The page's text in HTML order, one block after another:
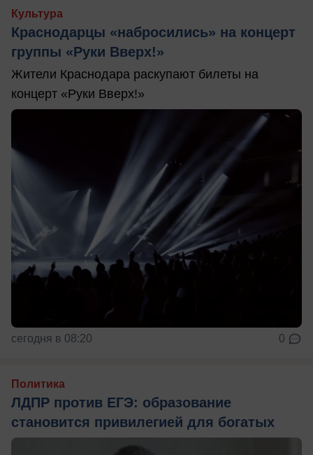
Культура
Краснодарцы «набросились» на концерт
группы «Руки Вверх!»
Жители Краснодара раскупают билеты на
концерт «Руки Вверх!»
сегодня в 08:20 0
Политика
ЛДПР против ЕГЭ: образование
становится привилегией для богатых